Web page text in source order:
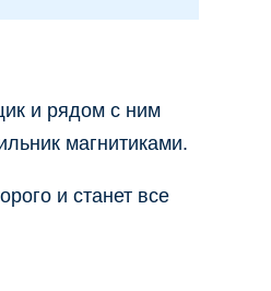
и рядом с ним
магнитиками.
и станет все